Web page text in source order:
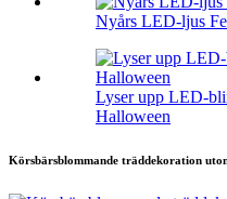
Nyårs LED-ljus
Lyser upp LED-
Halloween
Körsbärsblommande träddekoration